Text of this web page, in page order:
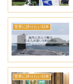
世界に誇りたい日本
世界に誇りたい日本